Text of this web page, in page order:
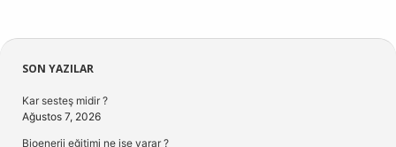
Sidebar
SON YAZILAR
Kar sesteş midir ?
Ağustos 7, 2026
Bioenerji eğitimi ne işe yarar ?